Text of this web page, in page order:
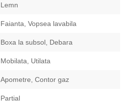
Lemn
Faianta, Vopsea lavabila
Boxa la subsol, Debara
Mobilata, Utilata
Apometre, Contor gaz
Partial